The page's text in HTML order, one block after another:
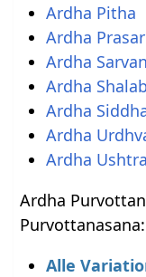
Ardha Pitha
Ardha
Ardha
Ardha
Ardha
Ardha
Ardha
Ardha
Purvottanasana:
Alle